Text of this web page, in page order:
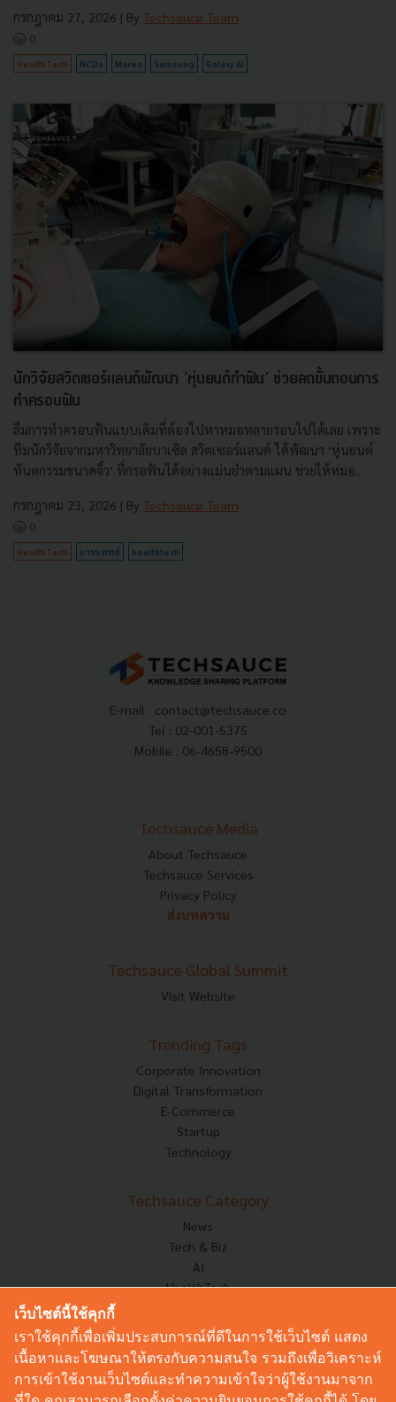
กรกฎาคม 27, 2026 | By Techsauce Team
0
HealthTech NCDs Mares Samsung Galaxy AI
นักวิจัยสวิตเซอร์แลนด์พัฒนา ‘หุ่นยนต์ทำฟัน’ ช่วยลดขั้นตอนการ
ทำครอบฟัน
ลืมการทำครอบฟันแบบเดิมที่ต้องไปหาหมอหลายรอบไปได้เลย เพราะ
ทีมนักวิจัยจากมหาวิทยาลัยบาเซิล สวิตเซอร์แลนด์ ได้พัฒนา ‘หุ่นยนต์
ทันตกรรมขนาดจิ๋ว’ ที่กรอฟันได้อย่างแม่นยำตามแผน ช่วยให้หมอ...
กรกฎาคม 23, 2026 | By Techsauce Team
0
HealthTech การแพทย์ healthtech
E-mail : contact@techsauce.co
Tel : 02-001-5375
Mobile : 06-4658-9500
Techsauce Media
About Techsauce
Techsauce Services
Privacy Policy
ส่งบทความ
Techsauce Global Summit
Visit Website
Trending Tags
Corporate Innovation
Digital Transformation
E-Commerce
Startup
Technology
Techsauce Category
News
Tech & Biz
AI
HealthTech
Corp Innov
Saucy Thoughts
Sustainable
เว็บไซต์นี้ใช้คุกกี้
เราใช้คุกกี้เพื่อเพิ่มประสบการณ์ที่ดีในการใช้เว็บไซต์ แสดง
เนื้อหาและโฆษณาให้ตรงกับความสนใจ รวมถึงเพื่อวิเคราะห์
การเข้าใช้งานเว็บไซต์และทำความเข้าใจว่าผู้ใช้งานมาจาก